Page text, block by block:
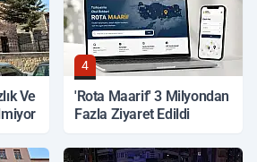
Ve
4
'Rota Maarif' 3 Milyondan
Fazla Ziyaret Edildi